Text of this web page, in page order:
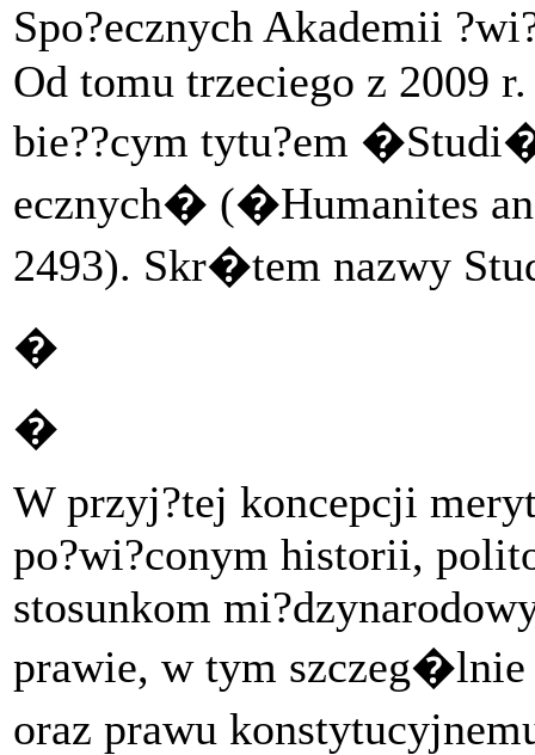
Spo?ecznych Akademii
Od tomu trzeciego z 2009
bie??cym tytu?em
ecznych� (�Humanites
2493). Skr�tem nazwy
�
�
W przyj?tej koncepcji
po?wi?conym historii,
stosunkom
prawie, w tym
oraz prawu